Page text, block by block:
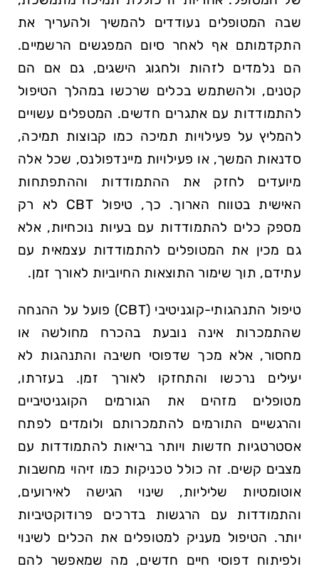
שבה המטופלים נעודדים להמשיך ולהעריך את
התקדמותם אף לאחר סיום המפגשים הרשמיים.
הם נלמדים לזהות ולחגוג הישגים, גם אם הם
קטנים, ולהשתמש בכלים שרכשו במהלך הטיפול
להתמודדות עם אתגרים חדשים. המטפלים עשויים
להמליץ על פעילויות תמיכה כמו קבוצות תמיכה,
סדנאות המשך, או פעילויות מיינדפולנס, שכל אלה
מיועדים לחזק את ההתמודדות וההתפתחות
האישית בטווח הארוך. כך, טיפול CBT לא רק
מספק כלים להתמודדות עם בעיות נוכחיות, אלא
גם מכין את המטופלים להתמודדות עצמאית עם
עתידם, תוך שימור התוצאות החיוביות לאורך זמן.
טיפול התנהגותי-קוגניטיבי (CBT) פועל על ההנחה
שהתמכרות אינה נובעת בהכרח מחולשה או
מחסור, אלא מכך שדפוסי חשיבה והתנהגות לא
יעילים נרכשו והתחזקו לאורך זמן. בעזרתו,
מטופלים מזהים את הגורמים הקוגניטיביים
והרגשיים התורמים להתמכרותם ולומדים לפתח
אסטרטגיות חדשות ויותר בריאות להתמודדות עם
מצבים קשים. זה כולל טכניקות כמו זיהוי מחשבות
אוטומטיות שליליות, שינוי הגישה לאירועים,
והתמודדות עם הרגשות בדרכים פרודוקטיביות
יותר. הטיפול מעניק למטופלים את הכלים לשינוי
ולפיתוח דפוסי חיים חדשים, מה שמאפשר להם